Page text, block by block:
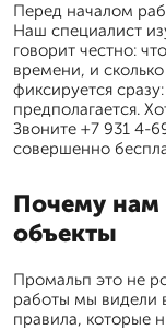
Перед началом
Наш специалист
говорит честно:
времени, и
фиксируется
предполагается.
Звоните +7 931 4-
совершенно
Почему
объекты
Промальп это не
работы мы видели
правила, которые